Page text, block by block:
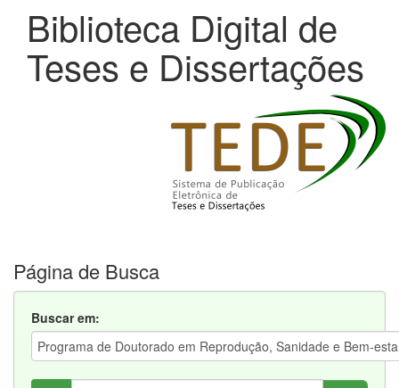
Biblioteca Digital de
Teses e Dissertações
Página de Busca
Buscar em: